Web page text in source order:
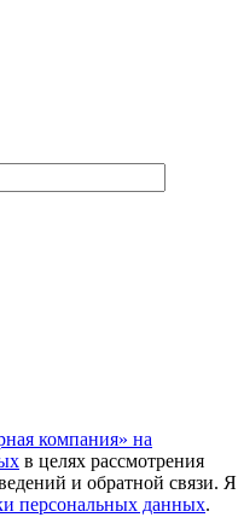
компания» на
в целях рассмотрения
и обратной связи. Я
персональных данных.